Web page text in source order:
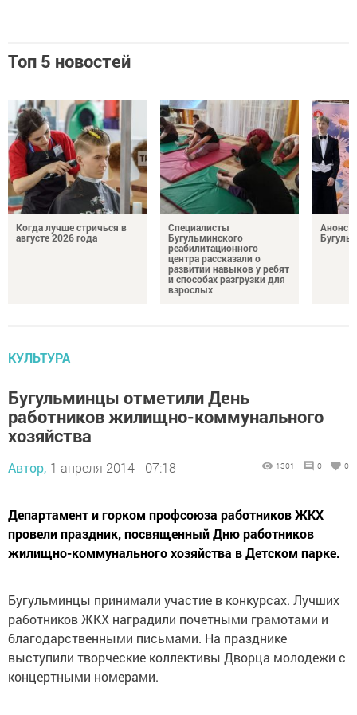
Топ 5 новостей
Когда лучше стричься в
августе 2026 года
Специалисты
Бугульминского
реабилитационного
центра рассказали о
развитии навыков у ребят
и способах разгрузки для
взрослых
Анонс
КУЛЬТУРА
Бугульминцы отметили День
работников жилищно-коммунального
хозяйства
Автор, 1 апреля 2014 - 07:18 1301 0 0
Департамент и горком профсоюза работников ЖКХ
провели праздник, посвященный Дню работников
жилищно-коммунального хозяйства в Детском парке.
Бугульминцы принимали участие в конкурсах. Лучших
работников ЖКХ наградили почетными грамотами и
благодарственными письмами. На празднике
выступили творческие коллективы Дворца молодежи с
концертными номерами.